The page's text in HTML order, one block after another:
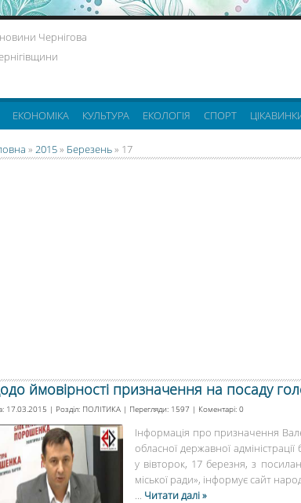
Чернігова
ЕКОНОМІКА КУЛЬТУРА ЕКОЛОГІЯ СПОРТ
» 2015» Березень» 17
ймовірності призначення на посаду
17.03.2015 | Розділ: ПОЛІТИКА | Перегляди: 1597 | Коментарі: 0
Інформація про призначення
обласної державної
у вівторок, 17 березня, з
міської ради», інформує сайт
... Читати далі »